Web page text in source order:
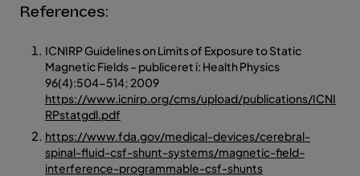
References:
ICNIRP Guidelines on Limits of Exposure to Static
Magnetic Fields – publiceret i: Health Physics
96(4):504-514; 2009
https://www.icnirp.org/cms/upload/publications/ICNI
RPstatgdl.pdf
https://www.fda.gov/medical-devices/cerebral-
spinal-fluid-csf-shunt-systems/magnetic-field-
interference-programmable-csf-shunts